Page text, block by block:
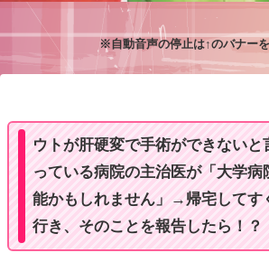
※自動音声の停止は↑のバナー
ウトが肝硬変で手術ができないと
っている病院の主治医が「大学病
能かもしれません」→帰宅してす
行き、そのことを報告したら！？